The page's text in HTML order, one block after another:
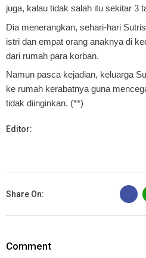
juga, kalau tidak salah itu sekitar 3
Dia menerangkan, sehari-hari
istri dan empat orang anaknya di
dari rumah para korban.
Namun pasca kejadian, keluarga
ke rumah kerabatnya guna
tidak diinginkan. (**)
Editor:
Share On:
B
Comment